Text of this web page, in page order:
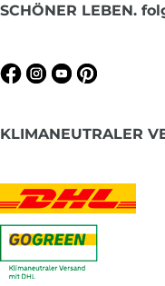
SCHÖNER LEBEN.
KLIMANEUTRALER